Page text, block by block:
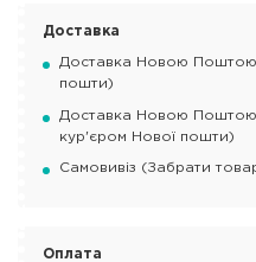
Доставка
Доставка Новою Поштою
пошти)
Доставка Новою Поштою
кур'єром Нової пошти)
Самовивіз (Забрати
Оплата